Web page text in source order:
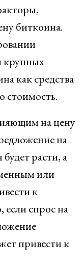
биткоина.
крупных
как средства
стоимость.
на цену
на
расти, а
или
к
спрос на
привести к